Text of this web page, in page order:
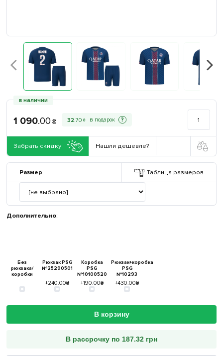
в наличии
1 090.00 ₴ 32.70 ₴ ?
Забрать скидку Нашли дешевле?
Размер Таблица размеров
Дополнительно:
Без
рюкзака/
коробки
Рюкзак PSG
№25290501
+240.00₴
Коробка
PSG
№10100520
+190.00₴
Рюкзак+коробка
PSG
№10293
+430.00₴
В корзину
В рассрочку по 187.32 грн